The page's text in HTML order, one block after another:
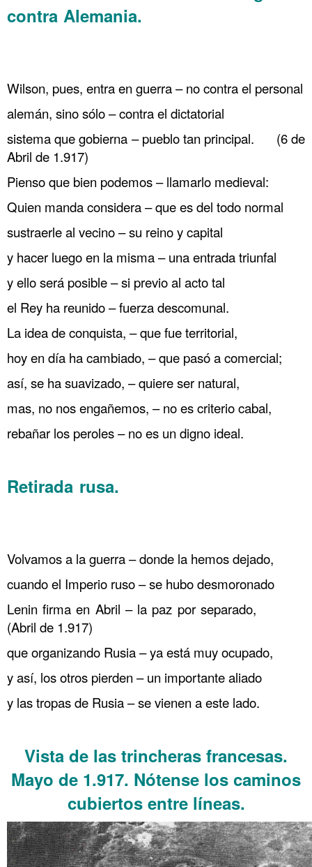
contra Alemania.
Wilson, pues, entra en guerra – no contra el personal
alemán, sino sólo – contra el dictatorial
sistema que gobierna – pueblo tan principal. (6 de
Abril de 1.917)
Pienso que bien podemos – llamarlo medieval:
Quien manda considera – que es del todo normal
sustraerle al vecino – su reino y capital
y hacer luego en la misma – una entrada triunfal
y ello será posible – si previo al acto tal
el Rey ha reunido – fuerza descomunal.
La idea de conquista, – que fue territorial,
hoy en día ha cambiado, – que pasó a comercial;
así, se ha suavizado, – quiere ser natural,
mas, no nos engañemos, – no es criterio cabal,
rebañar los peroles – no es un digno ideal.
Retirada rusa.
Volvamos a la guerra – donde la hemos dejado,
cuando el Imperio ruso – se hubo desmoronado
Lenin firma en Abril – la paz por separado,
(Abril de 1.917)
que organizando Rusia – ya está muy ocupado,
y así, los otros pierden – un importante aliado
y las tropas de Rusia – se vienen a este lado.
Vista de las trincheras francesas.
Mayo de 1.917. Nótense los caminos
cubiertos entre líneas.